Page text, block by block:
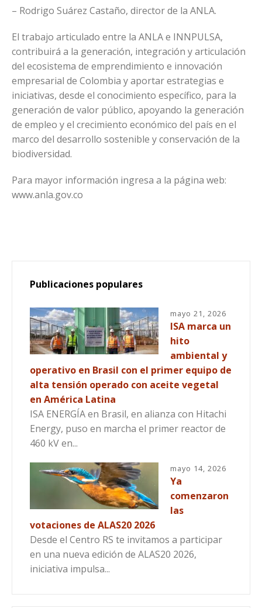
– Rodrigo Suárez Castaño, director de la ANLA.
El trabajo articulado entre la ANLA e INNPULSA,
contribuirá a la generación, integración y articulación
del ecosistema de emprendimiento e innovación
empresarial de Colombia y aportar estrategias e
iniciativas, desde el conocimiento específico, para la
generación de valor público, apoyando la generación
de empleo y el crecimiento económico del país en el
marco del desarrollo sostenible y conservación de la
biodiversidad.
Para mayor información ingresa a la página web:
www.anla.gov.co
Publicaciones populares
mayo 21, 2026
ISA marca un
hito
ambiental y
operativo en Brasil con el primer equipo de
alta tensión operado con aceite vegetal
en América Latina
ISA ENERGÍA en Brasil, en alianza con Hitachi
Energy, puso en marcha el primer reactor de
460 kV en...
mayo 14, 2026
Ya
comenzaron
las
votaciones de ALAS20 2026
Desde el Centro RS te invitamos a participar
en una nueva edición de ALAS20 2026,
iniciativa impulsa...